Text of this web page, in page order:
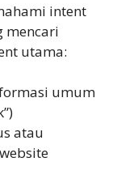
intent
mencari
utama:
umum
atau